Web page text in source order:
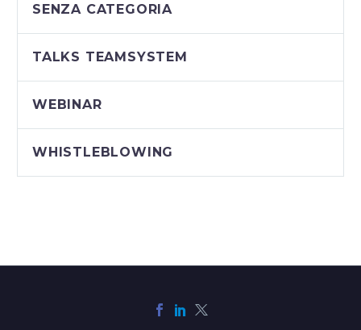
SENZA CATEGORIA
TALKS TEAMSYSTEM
WEBINAR
WHISTLEBLOWING